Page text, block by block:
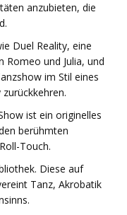
anzubieten, die
Duel Reality, eine
Romeo und Julia, und
im Stil eines
ist ein originelles
berühmten
Touch.
Diese auf
Tanz, Akrobatik